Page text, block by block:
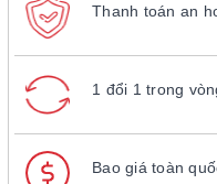
Thanh toán an
1 đổi 1 trong
Bao giá toàn